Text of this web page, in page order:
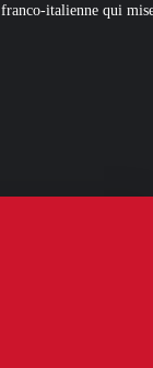
du « mini nucléaire »